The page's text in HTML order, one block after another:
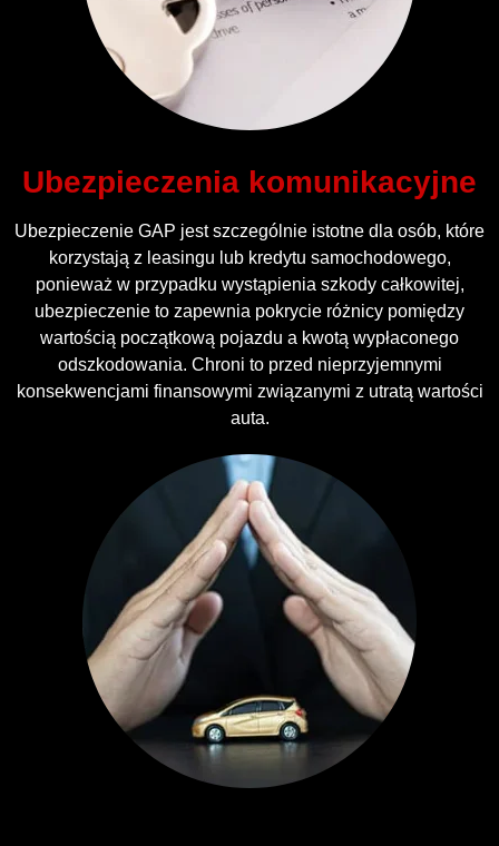
Ubezpieczenia komunikacyjne
Ubezpieczenie GAP jest szczególnie istotne dla osób, które
korzystają z leasingu lub kredytu samochodowego,
ponieważ w przypadku wystąpienia szkody całkowitej,
ubezpieczenie to zapewnia pokrycie różnicy pomiędzy
wartością początkową pojazdu a kwotą wypłaconego
odszkodowania. Chroni to przed nieprzyjemnymi
konsekwencjami finansowymi związanymi z utratą wartości
auta.